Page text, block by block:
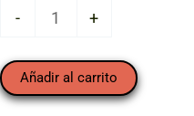
-
Boniato
+
Añadir al carrito